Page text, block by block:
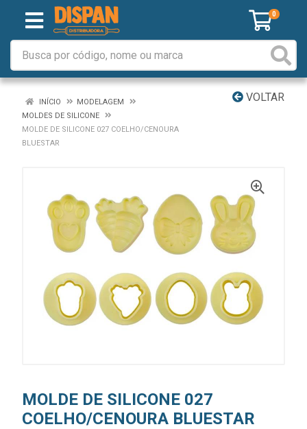
0
VOLTAR
INÍCIO
MODELAGEM
MOLDES DE SILICONE
MOLDE DE SILICONE 027 COELHO/CENOURA
BLUESTAR
MOLDE DE SILICONE 027
COELHO/CENOURA BLUESTAR